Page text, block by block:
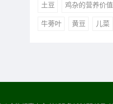
土豆 鸡杂的营养价值
牛蒡叶 黄豆 儿菜